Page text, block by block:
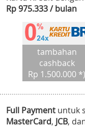
Rp 975.333 / bulan
tambahan
cashback
Rp 1.500.000 *)
Full Payment untuk
MasterCard, JCB,